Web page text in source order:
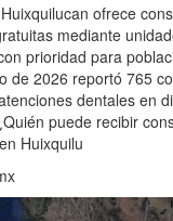
ofrece
mediante
prioridad para
de 2026 reportó 765
dentales en
puede recibir
Huixquilu